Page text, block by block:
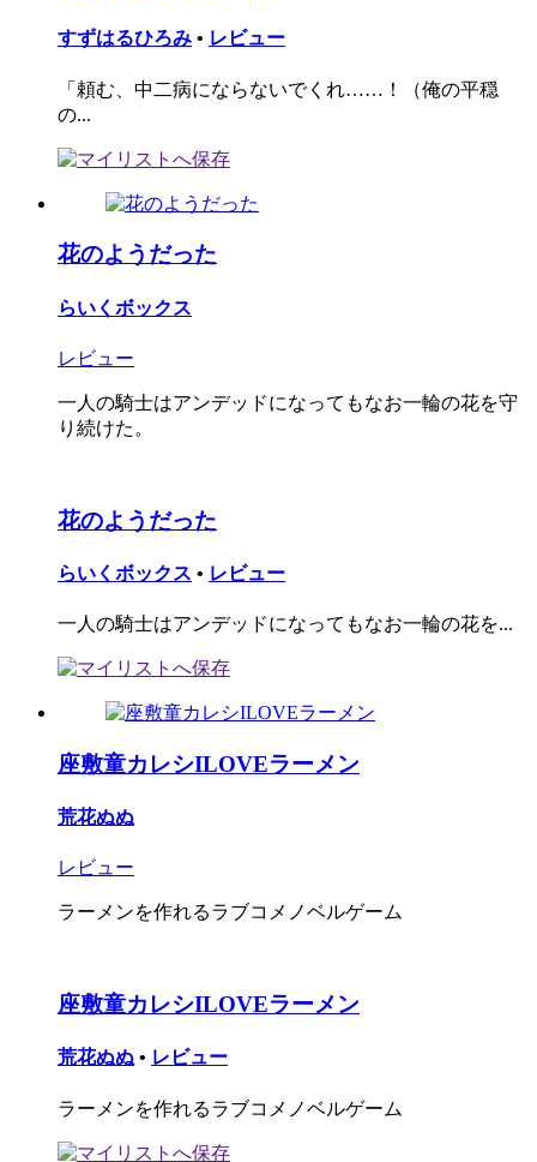
すずはるひろみ • レビュー
「頼む、中二病にならないでくれ……！（俺の平穏
の...
花のようだった
らいくボックス
レビュー
一人の騎士はアンデッドになってもなお一輪の花を守
り続けた。
花のようだった
らいくボックス • レビュー
一人の騎士はアンデッドになってもなお一輪の花を...
座敷童カレシILOVEラーメン
荒花ぬぬ
レビュー
ラーメンを作れるラブコメノベルゲーム
座敷童カレシILOVEラーメン
荒花ぬぬ • レビュー
ラーメンを作れるラブコメノベルゲーム